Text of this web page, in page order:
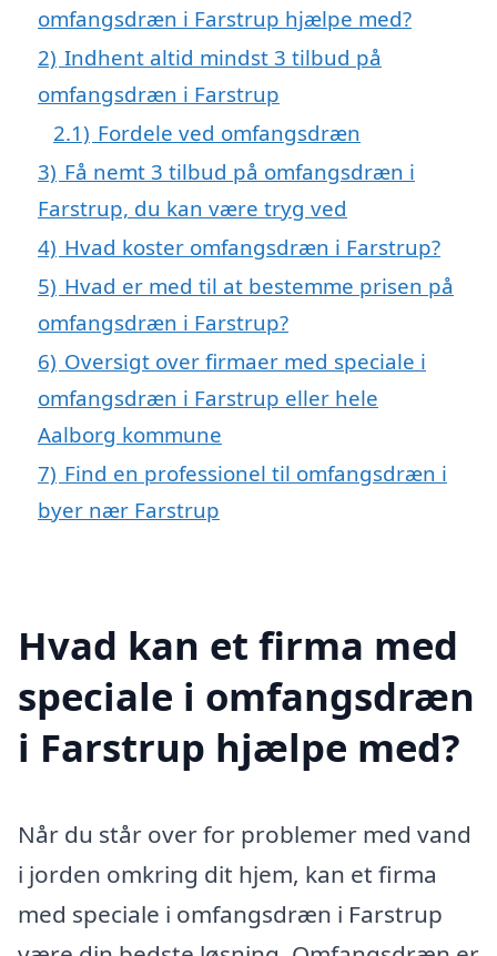
omfangsdræn i Farstrup hjælpe med?
2) Indhent altid mindst 3 tilbud på
omfangsdræn i Farstrup
2.1) Fordele ved omfangsdræn
3) Få nemt 3 tilbud på omfangsdræn i
Farstrup, du kan være tryg ved
4) Hvad koster omfangsdræn i Farstrup?
5) Hvad er med til at bestemme prisen på
omfangsdræn i Farstrup?
6) Oversigt over firmaer med speciale i
omfangsdræn i Farstrup eller hele
Aalborg kommune
7) Find en professionel til omfangsdræn i
byer nær Farstrup
Hvad kan et firma med
speciale i omfangsdræn
i Farstrup hjælpe med?
Når du står over for problemer med vand
i jorden omkring dit hjem, kan et firma
med speciale i omfangsdræn i Farstrup